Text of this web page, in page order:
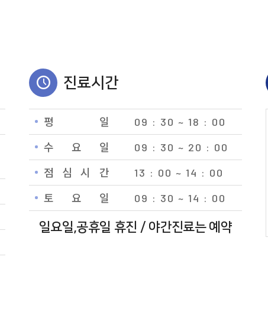
진료시간
평 일
09 : 30 ~ 18 : 00
수 요 일
09 : 30 ~ 20 : 00
점 심 시 간
13 : 00 ~ 14 : 00
토 요 일
09 : 30 ~ 14 : 00
일요일,공휴일 휴진 / 야간진료는 예약